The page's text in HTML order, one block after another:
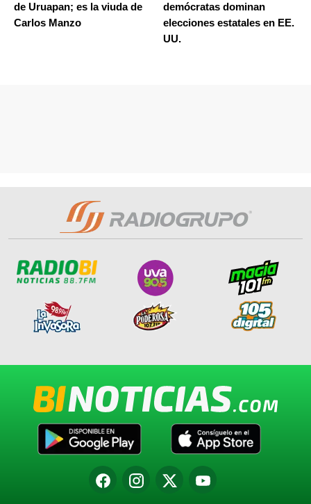
de Uruapan; es la viuda de
Carlos Manzo
demócratas dominan
elecciones estatales en EE.
UU.